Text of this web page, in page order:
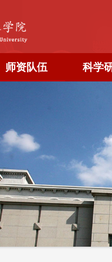
师资队伍 科学